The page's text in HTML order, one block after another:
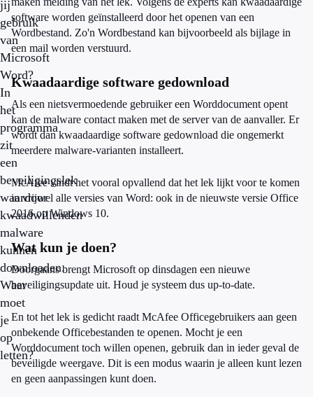
jij
gebruik
van
Microsoft
Word?
In
het
programma
zit
een
beveiligingslek
waardoor
kwaadwillenden
malware
kunnen
downloaden.
Waar
moet
je
op
letten?
software worden geïnstalleerd door het openen van een
Wordbestand. Zo'n Wordbestand kan bijvoorbeeld als bijlage in
een mail worden verstuurd.
Kwaadaardige software gedownload
Als een nietsvermoedende gebruiker een Worddocument opent
kan de malware contact maken met de server van de aanvaller. Er
wordt dan kwaadaardige software gedownload die ongemerkt
meerdere malware-varianten installeert.
McAfee vindt het vooral opvallend dat het lek lijkt voor te komen
in vrijwel alle versies van Word: ook in de nieuwste versie Office
2016 op Windows 10.
Wat kun je doen?
Doorgaans brengt Microsoft op dinsdagen een nieuwe
beveiligingsupdate uit. Houd je systeem dus up-to-date.
En tot het lek is gedicht raadt McAfee Officegebruikers aan geen
onbekende Officebestanden te openen. Mocht je een
Worddocument toch willen openen, gebruik dan in ieder geval de
beveiligde weergave. Dit is een modus waarin je alleen kunt lezen
en geen aanpassingen kunt doen.